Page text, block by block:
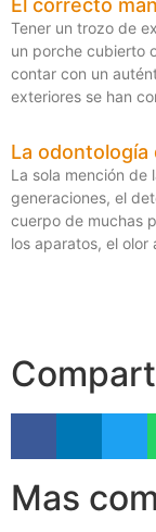
El correcto
Tener un trozo de
un porche cubierto
contar con un
exteriores se han
La odontología
La sola mención de
generaciones, el
cuerpo de muchas
los aparatos, el
Mas